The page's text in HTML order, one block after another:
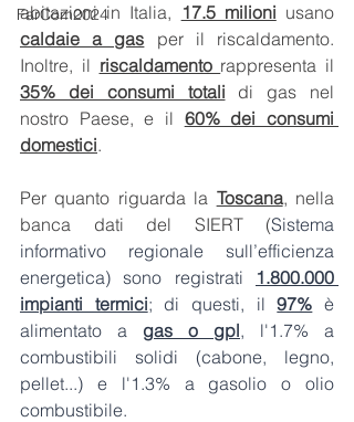
FarCom2024
abitazioni in Italia, 17.5 milioni
caldaie a gas per il riscaldamento.
Inoltre, il riscaldamento
35% dei consumi totali di gas nel
nostro Paese, e il 60% dei consumi
domestici.
Per quanto riguarda la Toscana, nella
banca dati del SIERT (Sistema
informativo regionale sull’efficienza
energetica) sono registrati 1.800.000
impianti termici; di questi, il 97% è
alimentato a gas o gpl, l'1.7% a
combustibili solidi (cabone, legno,
pellet...) e l'1.3% a gasolio o olio
combustibile.